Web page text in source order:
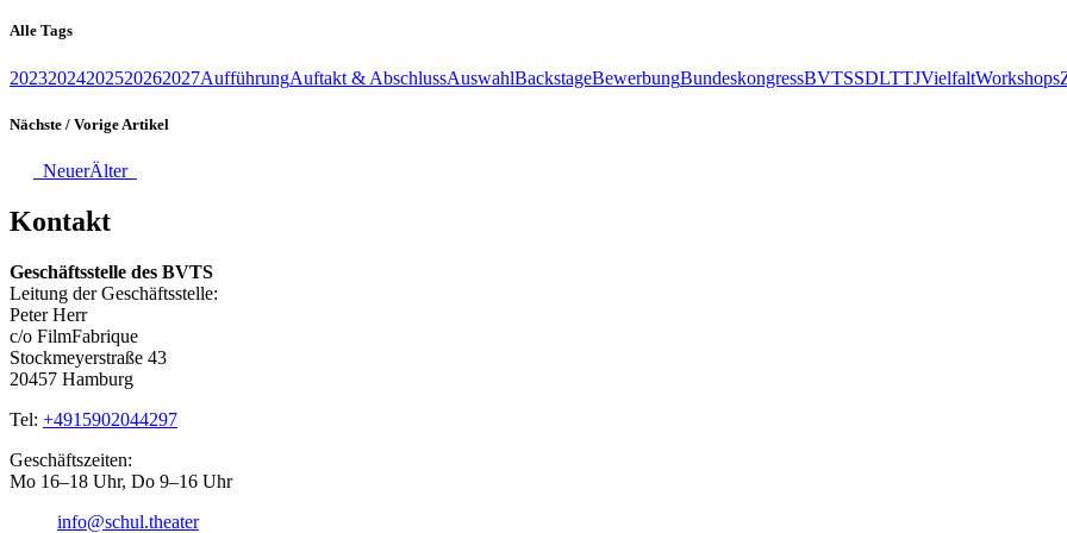
Alle Tags
20232024202520262027AufführungAuftakt & AbschlussAuswahlBackstageBewerbungBundeskongressBVTSSDLTTJVielfaltWorkshops
Nächste / Vorige Artikel
NeuerÄlter
Kontakt
Geschäftsstelle des BVTS
Leitung der Geschäftsstelle:
Peter Herr
c/o FilmFabrique
Stockmeyerstraße 43
20457 Hamburg
Tel: +4915902044297
Geschäftszeiten:
Mo 16–18 Uhr, Do 9–16 Uhr
info@schul.theater